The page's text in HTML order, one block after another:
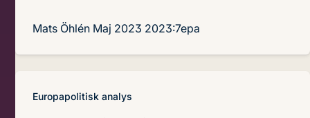
Mats Öhlén Maj 2023 2023:7epa
Europapolitisk analys